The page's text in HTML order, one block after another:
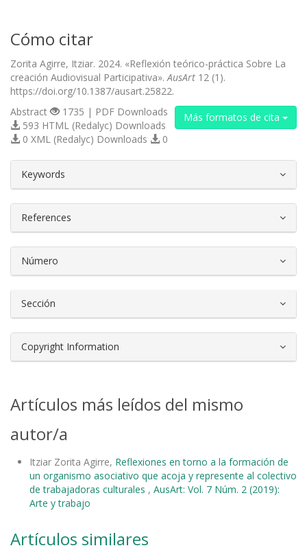
Cómo citar
Zorita Agirre, Itziar. 2024. «Reflexión teórico-práctica Sobre La
creación Audiovisual Participativa».AusArt 12 (1).
https://doi.org/10.1387/ausart.25822.
Más formatos de cita
Abstract
1735 | PDF Downloads
593 HTML (Redalyc) Downloads
0 XML (Redalyc) Downloads
0
Keywords
References
Número
Sección
Copyright Information
Artículos más leídos del mismo
autor/a
Itziar Zorita Agirre, Reflexiones en torno a la formación de
un organismo asociativo que acoja y represente al colectivo
de trabajadoras culturales , AusArt: Vol. 7 Núm. 2 (2019):
Arte y trabajo
Artículos similares